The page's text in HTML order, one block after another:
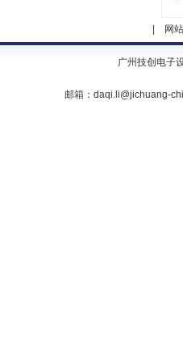
网
广州技创电子
邮箱： daqi.li@jichuang-